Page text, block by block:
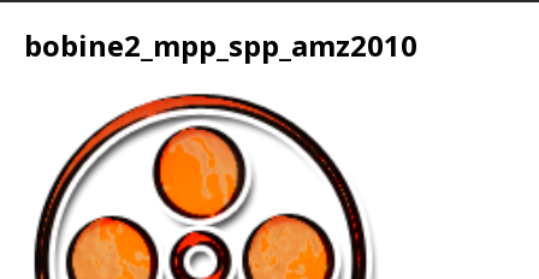
bobine2_mpp_spp_amz2010